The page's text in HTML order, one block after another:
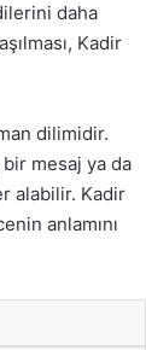
daha
Kadir
dilimidir.
mesaj ya da
alabilir. Kadir
anlamını